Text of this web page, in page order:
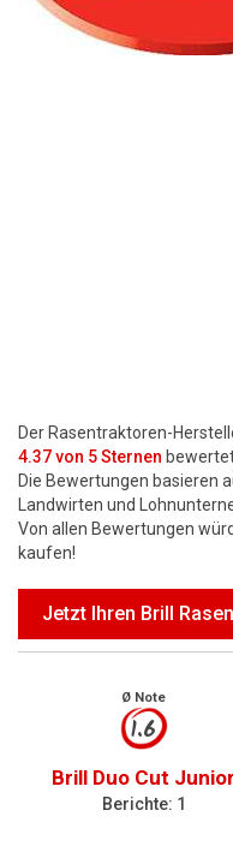
Der Rasentraktoren-
4.37von 5 Sternen
Die Bewertungen basieren
Landwirten und
Von allen Bewertungen
kaufen!
Jetzt Ihren Brill
Ø Note
1.6
Brill Duo Cut Junior
Berichte: 1